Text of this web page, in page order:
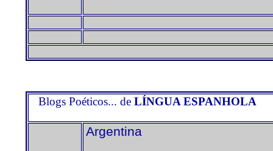
Blogs Poéticos... de LÍNGUA ESPANHOLA
Argentina